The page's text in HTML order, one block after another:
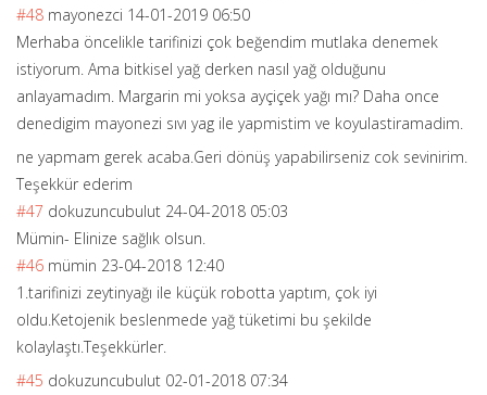
#48 mayonezci 14-01-2019 06:50
Merhaba öncelikle tarifinizi çok beğendim mutlaka denemek
istiyorum. Ama bitkisel yağ derken nasıl yağ olduğunu
anlayamadım. Margarin mi yoksa ayçiçek yağı mı? Daha once
denedigim mayonezi sıvı yag ile yapmistim ve koyulastiramadim.
ne yapmam gerek acaba.Geri dönüş yapabilirseniz cok sevinirim.
Teşekkür ederim
#47 dokuzuncubulut 24-04-2018 05:03
Mümin- Elinize sağlık olsun.
#46 mümin 23-04-2018 12:40
1.tarifinizi zeytinyağı ile küçük robotta yaptım, çok iyi
oldu.Ketojenik beslenmede yağ tüketimi bu şekilde
kolaylaştı.Teşekkürler.
#45 dokuzuncubulut 02-01-2018 07:34